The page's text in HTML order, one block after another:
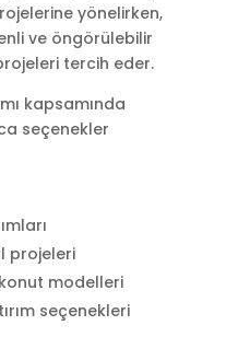
yönelirken,
ve öngörülebilir
tercih eder.
kapsamında
seçenekler
projeleri
modelleri
seçenekleri